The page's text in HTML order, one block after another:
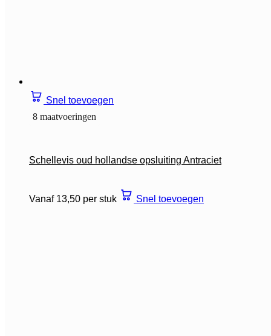
Snel toevoegen
8 maatvoeringen
Schellevis oud hollandse opsluiting Antraciet
Vanaf 13,50 per stuk Snel toevoegen